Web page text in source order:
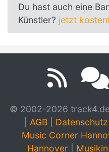
Du hast auch eine
Künstler? jetzt
© 2002-2026
AGB Datenschutz
Music Corner
Hannover